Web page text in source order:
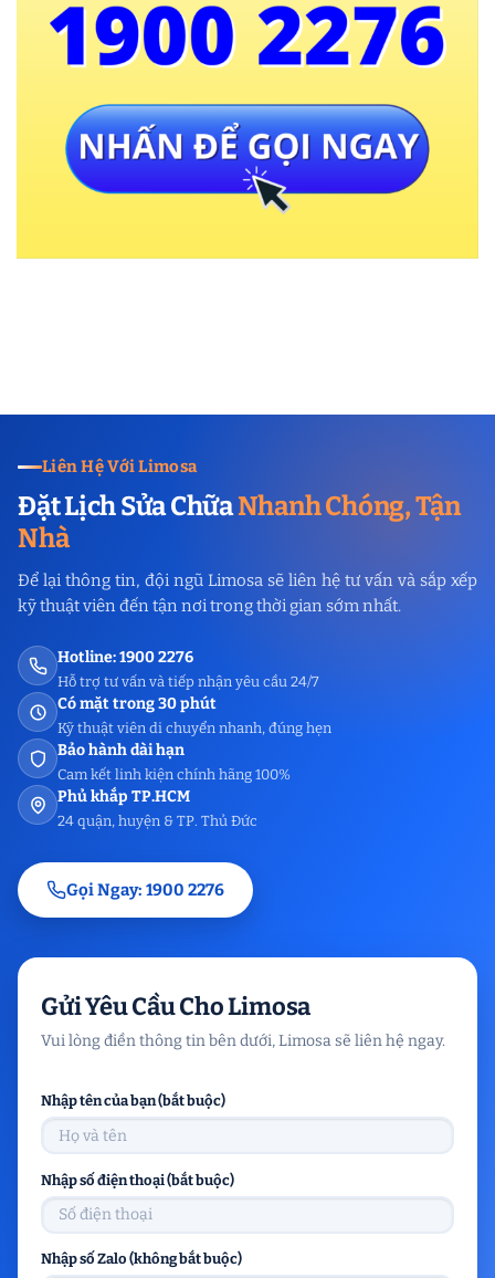
Liên Hệ Với Limosa
Đặt Lịch Sửa ChữaNhanh Chóng, Tận
Nhà
Để lại thông tin, đội ngũ Limosa sẽ liên hệ tư vấn và sắp xếp
kỹ thuật viên đến tận nơi trong thời gian sớm nhất.
Hotline: 1900 2276
Hỗ trợ tư vấn và tiếp nhận yêu cầu 24/7
Có mặt trong 30 phút
Kỹ thuật viên di chuyển nhanh, đúng hẹn
Bảo hành dài hạn
Cam kết linh kiện chính hãng 100%
Phủ khắp TP.HCM
24 quận, huyện & TP. Thủ Đức
Gọi Ngay: 1900 2276
Gửi Yêu Cầu Cho Limosa
Vui lòng điền thông tin bên dưới, Limosa sẽ liên hệ ngay.
Nhập tên của bạn (bắt buộc)
Nhập số điện thoại (bắt buộc)
Nhập số Zalo (không bắt buộc)